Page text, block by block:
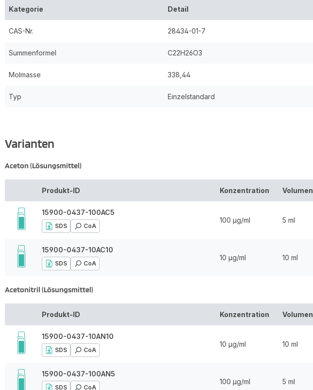
Kategorie Detail
CAS-Nr. 28434-01-7
Summenformel C22H26O3
Molmasse 338,44
Typ Einzelstandard
Varianten
Aceton (Lösungsmittel)
Produkt-ID Konzentration Volumen
15900-0437-100AC5
SDS CoA
100 µg/ml 5 ml
15900-0437-10AC10
SDS CoA
10 µg/ml 10 ml
Acetonitril (Lösungsmittel)
Produkt-ID Konzentration Volumen
15900-0437-10AN10
SDS CoA
10 µg/ml 10 ml
15900-0437-100AN5
SDS CoA
100 µg/ml 5 ml